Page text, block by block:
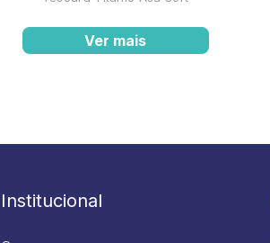
Ver mais
Institucional